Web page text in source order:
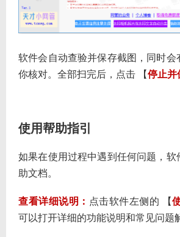
软件会自动查验并保存截图，同时会
你核对。全部扫完后，点击 【停止并
使用帮助指引
如果在使用过程中遇到任何问题，软
助文档。
查看详细说明： 点击软件左侧的 【
可以打开详细的功能说明和常见问题